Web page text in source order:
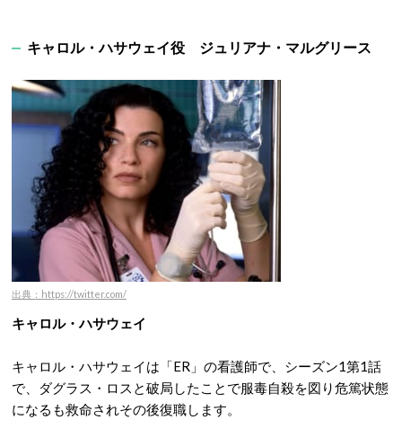
キャロル・ハサウェイ役 ジュリアナ・マルグリース
出典：https://twitter.com/
キャロル・ハサウェイ
キャロル・ハサウェイは「ER」の看護師で、シーズン1第1話
で、ダグラス・ロスと破局したことで服毒自殺を図り危篤状態
になるも救命されその後復職します。